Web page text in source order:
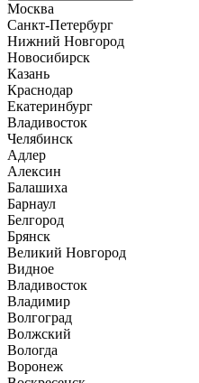
Москва
Санкт-Петербург
Нижний Новгород
Новосибирск
Казань
Краснодар
Екатеринбург
Владивосток
Челябинск
Адлер
Алексин
Балашиха
Барнаул
Белгород
Брянск
Великий Новгород
Видное
Владивосток
Владимир
Волгоград
Волжский
Вологда
Воронеж